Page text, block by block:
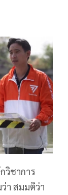
วิชาการ
า สมมติว่า